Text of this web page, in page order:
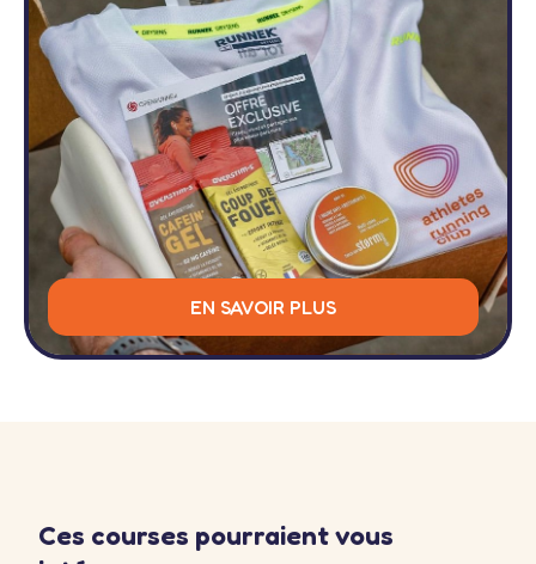
EN SAVOIR PLUS
Ces courses pourraient vous